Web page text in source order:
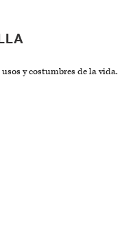
y costumbres de la vida.